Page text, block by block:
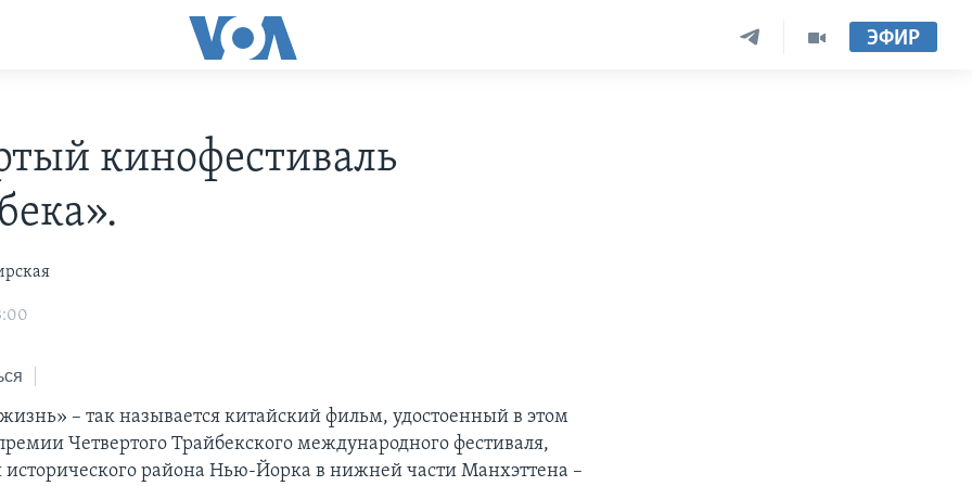
ЭФИР
кинофестиваль
– так называется китайский фильм, удостоенный в этом
Четвертого Трайбекского международного фестиваля,
района Нью-Йорка в нижней части Манхэттена –